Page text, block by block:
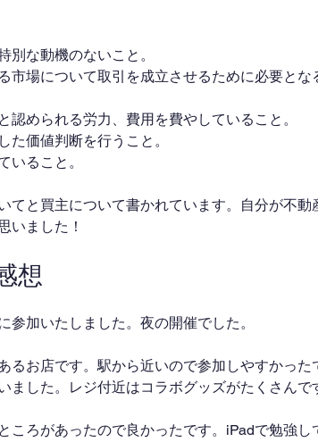
な動機のないこと。
場について取引を成立させるために必要とな
められる労力、費用を費やしていること。
価値判断を行うこと。
ること。
てと買主について書かれています。自分が不動
いました！
想
加いたしました。夜の開催でした。
るお店です。駅から近いので参加しやすかった
ました。レジ付近はコラボグッズがたくさんで
ころがあったので良かったです。iPadで勉強し